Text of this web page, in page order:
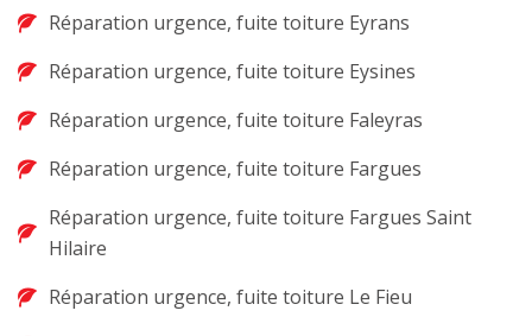
Réparation urgence, fuite toiture Eyrans
Réparation urgence, fuite toiture Eysines
Réparation urgence, fuite toiture Faleyras
Réparation urgence, fuite toiture Fargues
Réparation urgence, fuite toiture Fargues Saint
Hilaire
Réparation urgence, fuite toiture Le Fieu